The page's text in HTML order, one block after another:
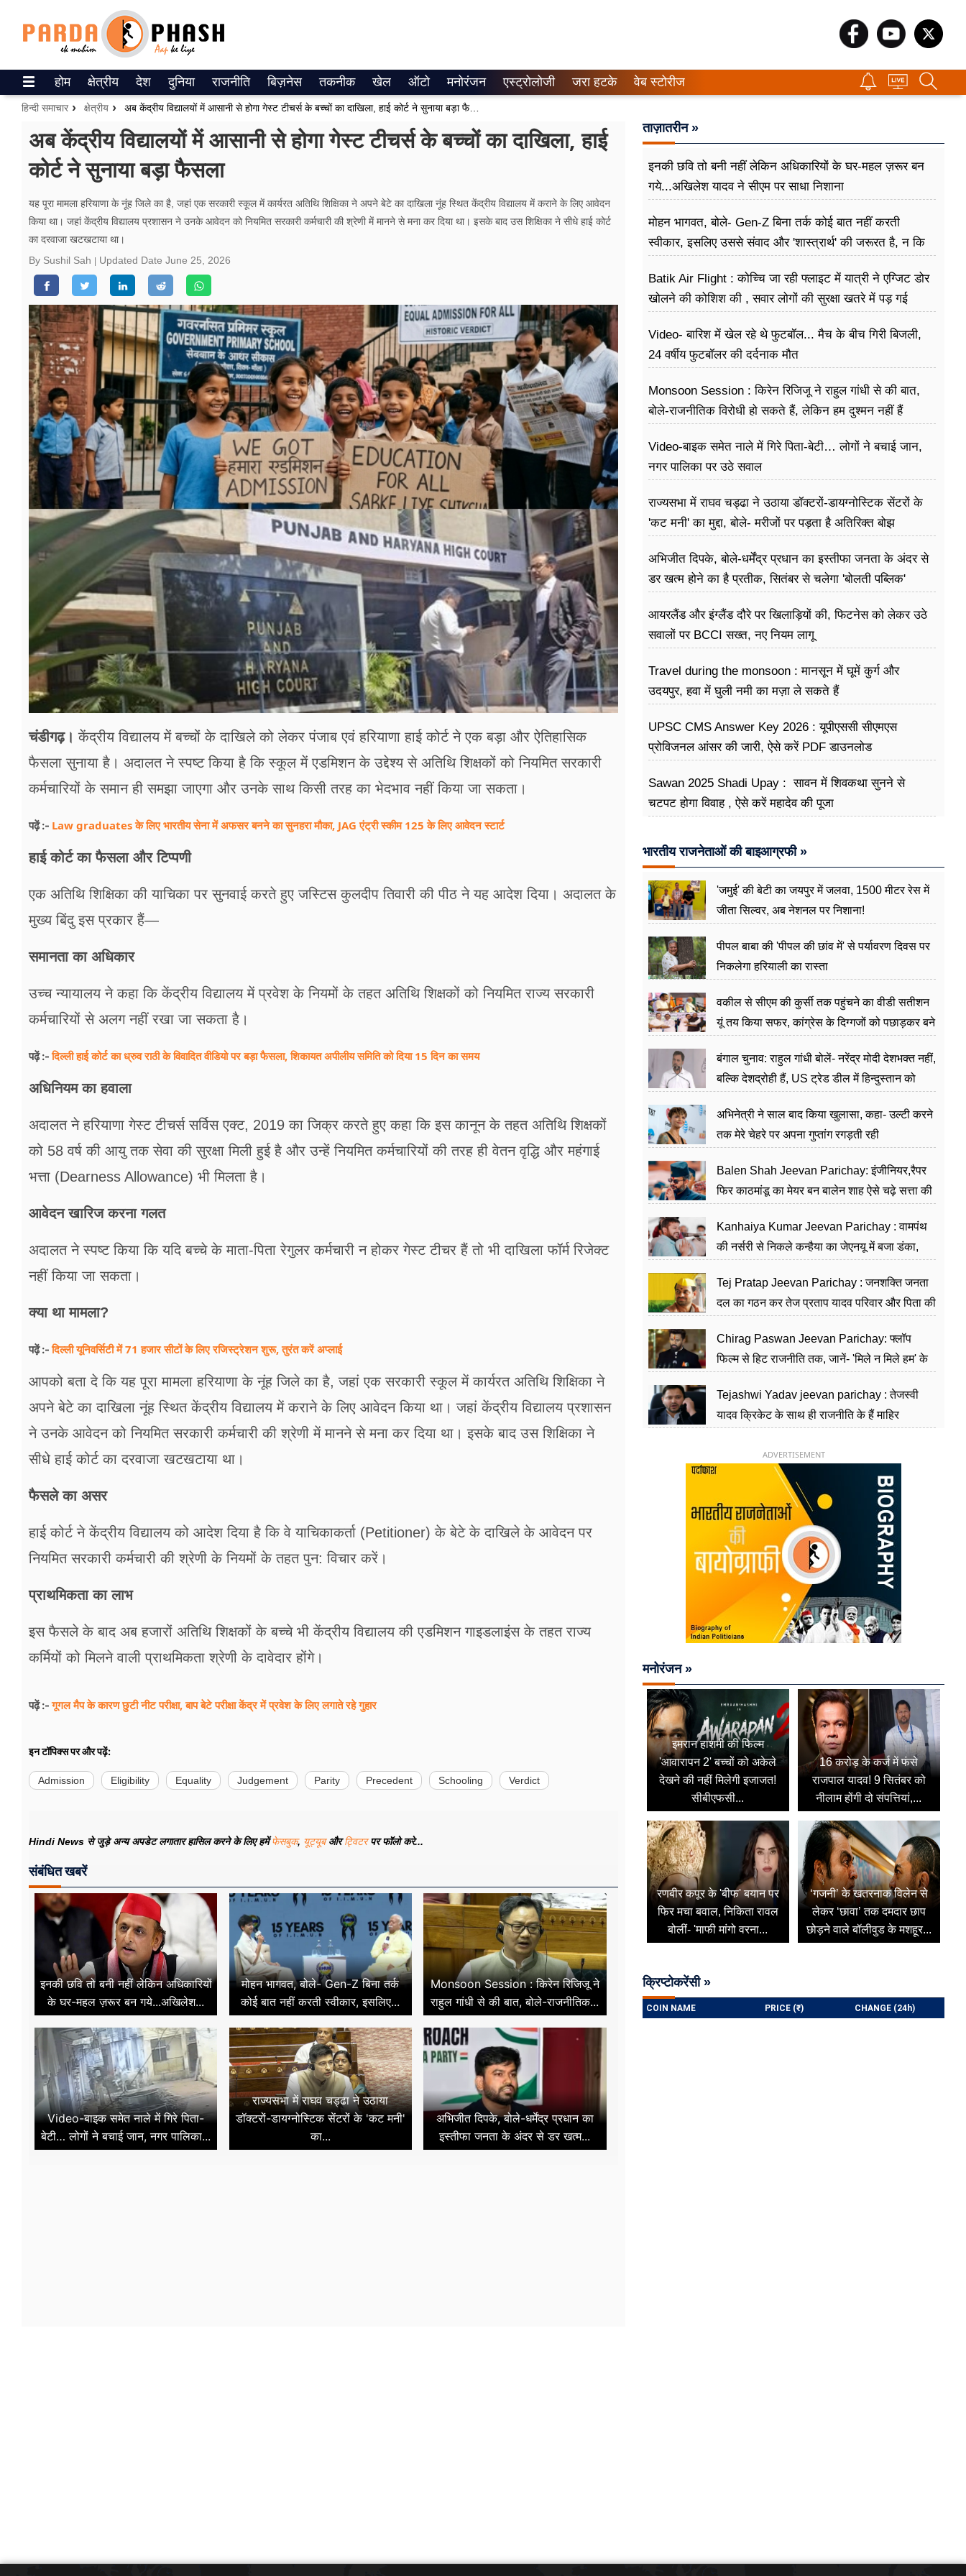
ePaper
वेब स्टोरीज
उत्तर प्रदेश
वीडियो
रिलेशनशिप
जीवन मंत्रा
फूड
सेहत
ब्‍यूटी
जॉब्स
शिक्षा
अन्य खबरें
होम क्षेत्रीय देश दुनिया राजनीति बिज़नेस तकनीक खेल ऑटो मनोरंजन एस्ट्रोलोजी जरा हटके वेब स्टोरीज
हिन्दी समाचार क्षेत्रीय अब केंद्रीय विद्यालयों में आसानी से होगा गेस्ट टीचर्स के बच्चों का दाखिला, हाई कोर्ट ने सुनाया बड़ा फैसला
अब केंद्रीय विद्यालयों में आसानी से होगा गेस्ट टीचर्स के बच्चों का दाखिला, हाई
कोर्ट ने सुनाया बड़ा फैसला
यह पूरा मामला हरियाणा के नूंह जिले का है, जहां एक सरकारी स्कूल में कार्यरत अतिथि शिक्षिका ने अपने बेटे का दाखिला नूंह स्थित केंद्रीय विद्यालय में कराने के लिए आवेदन
किया था। जहां केंद्रीय विद्यालय प्रशासन ने उनके आवेदन को नियमित सरकारी कर्मचारी की श्रेणी में मानने से मना कर दिया था। इसके बाद उस शिक्षिका ने सीधे हाई कोर्ट
का दरवाजा खटखटाया था।
By Sushil Sah
Updated Date June 25, 2026
चंडीगढ़। केंद्रीय विद्यालय में बच्चों के दाखिले को लेकर पंजाब एवं हरियाणा हाई कोर्ट ने एक बड़ा और ऐतिहासिक
फैसला सुनाया है। अदालत ने स्पष्ट किया है कि स्कूल में एडमिशन के उद्देश्य से अतिथि शिक्षकों को नियमित सरकारी
कर्मचारियों के समान ही समझा जाएगा और उनके साथ किसी तरह का भेदभाव नहीं किया जा सकता।
पढ़ें :- Law graduates के लिए भारतीय सेना में अफसर बनने का सुनहरा मौका, JAG एंट्री स्कीम 125 के लिए आवेदन स्टार्ट
हाई कोर्ट का फैसला और टिप्पणी
एक अतिथि शिक्षिका की याचिका पर सुनवाई करते हुए जस्टिस कुलदीप तिवारी की पीठ ने यह आदेश दिया। अदालत के
मुख्य बिंदु इस प्रकार हैं—
समानता का अधिकार
उच्च न्यायालय ने कहा कि केंद्रीय विद्यालय में प्रवेश के नियमों के तहत अतिथि शिक्षकों को नियमित राज्य सरकारी
कर्मचारियों से अलग नहीं रखा जा सकता है।
पढ़ें :-दिल्ली हाई कोर्ट का ध्रुव राठी के विवादित वीडियो पर बड़ा फैसला, शिकायत अपीलीय समिति को दिया 15 दिन का समय
अधिनियम का हवाला
अदालत ने हरियाणा गेस्ट टीचर्स सर्विस एक्ट, 2019 का जिक्र करते हुए कहा कि इस कानून के तहत अतिथि शिक्षकों
को 58 वर्ष की आयु तक सेवा की सुरक्षा मिली हुई है और उन्हें नियमित कर्मचारियों की तरह ही वेतन वृद्धि और महंगाई
भत्ता (Dearness Allowance) भी मिलता है।
आवेदन खारिज करना गलत
अदालत ने स्पष्ट किया कि यदि बच्चे के माता-पिता रेगुलर कर्मचारी न होकर गेस्ट टीचर हैं तो भी दाखिला फॉर्म रिजेक्ट
नहीं किया जा सकता।
क्या था मामला?
पढ़ें :-दिल्ली यूनिवर्सिटी में 71 हजार सीटों के लिए रजिस्ट्रेशन शुरू, तुरंत करें अप्लाई
आपको बता दे कि यह पूरा मामला हरियाणा के नूंह जिले का है, जहां एक सरकारी स्कूल में कार्यरत अतिथि शिक्षिका ने
अपने बेटे का दाखिला नूंह स्थित केंद्रीय विद्यालय में कराने के लिए आवेदन किया था। जहां केंद्रीय विद्यालय प्रशासन
ने उनके आवेदन को नियमित सरकारी कर्मचारी की श्रेणी में मानने से मना कर दिया था। इसके बाद उस शिक्षिका ने
सीधे हाई कोर्ट का दरवाजा खटखटाया था।
फैसले का असर
हाई कोर्ट ने केंद्रीय विद्यालय को आदेश दिया है कि वे याचिकाकर्ता (Petitioner) के बेटे के दाखिले के आवेदन पर
नियमित सरकारी कर्मचारी की श्रेणी के नियमों के तहत पुन: विचार करें।
प्राथमिकता का लाभ
इस फैसले के बाद अब हजारों अतिथि शिक्षकों के बच्चे भी केंद्रीय विद्यालय की एडमिशन गाइडलाइंस के तहत राज्य
कर्मियों को मिलने वाली प्राथमिकता श्रेणी के दावेदार होंगे।
पढ़ें :-गूगल मैप के कारण छुटी नीट परीक्षा, बाप बेटे परीक्षा केंद्र में प्रवेश के लिए लगाते रहे गुहार
इन टॉपिक्स पर और पढ़ें:
Admission Eligibility Equality Judgement Parity Precedent Schooling Verdict
Hindi News से जुड़े अन्य अपडेट लगातार हासिल करने के लिए हमेंफेसबुक, यूट्यूबऔरट्विटरपर फॉलो करे...
संबंधित खबरें
इनकी छवि तो बनी नहीं लेकिन अधिकारियों
के घर-महल ज़रूर बन गये...अखिलेश...
मोहन भागवत, बोले- Gen-Z बिना तर्क
कोई बात नहीं करती स्वीकार, इसलिए...
Monsoon Session : किरेन रिजिजू ने
राहुल गांधी से की बात, बोले-राजनीतिक...
Video-बाइक समेत नाले में गिरे पिता-
बेटी… लोगों ने बचाई जान, नगर पालिका...
राज्यसभा में राघव चड्ढा ने उठाया
डॉक्टरों-डायग्नोस्टिक सेंटरों के 'कट मनी'
का...
अभिजीत दिपके, बोले-धर्मेंद्र प्रधान का
इस्तीफा जनता के अंदर से डर खत्म...
ताज़ातरीन »
इनकी छवि तो बनी नहीं लेकिन अधिकारियों के घर-महल ज़रूर बन
गये...अखिलेश यादव ने सीएम पर साधा​ निशाना
मोहन भागवत, बोले- Gen-Z बिना तर्क कोई बात नहीं करती
स्वीकार, इसलिए उससे संवाद और 'शास्त्रार्थ' की जरूरत है, न कि
Batik Air Flight : कोच्चि जा रही फ्लाइट में यात्री ने एग्जिट डोर
खोलने की कोशिश की , सवार लोगों की सुरक्षा खतरे में पड़ गई
Video- बारिश में खेल रहे थे फुटबॉल... मैच के बीच गिरी बिजली,
24 वर्षीय फुटबॉलर की दर्दनाक मौत
Monsoon Session : किरेन रिजिजू ने राहुल गांधी से की बात,
बोले-राजनीतिक विरोधी हो सकते हैं, लेकिन हम दुश्मन नहीं हैं
Video-बाइक समेत नाले में गिरे पिता-बेटी… लोगों ने बचाई जान,
नगर पालिका पर उठे सवाल
राज्यसभा में राघव चड्ढा ने उठाया डॉक्टरों-डायग्नोस्टिक सेंटरों के
'कट मनी' का मुद्दा, बोले- मरीजों पर पड़ता है अ​तिरिक्त बोझ
अभिजीत दिपके, बोले-धर्मेंद्र प्रधान का इस्तीफा जनता के अंदर से
डर खत्म होने का है प्रतीक, सितंबर से चलेगा 'बोलती पब्लिक'
आयरलैंड और इंग्लैंड दौरे पर खिलाड़ियों की, फिटनेस को लेकर उठे
सवालों पर BCCI सख्त, नए नियम लागू
Travel during the monsoon : मानसून में घूमें कुर्ग और
उदयपुर, हवा में घुली नमी का मज़ा ले सकते हैं
UPSC CMS Answer Key 2026 : यूपीएससी सीएमएस
प्रोविजनल आंसर की जारी, ऐसे करें PDF डाउनलोड
Sawan 2025 Shadi Upay : सावन में शिवकथा सुनने से
चटपट होगा विवाह , ऐसे करें महादेव की पूजा
भारतीय राजनेताओं की बाइआग्रफी »
'जमुई' की बेटी का जयपुर में जलवा, 1500 मीटर रेस में
जीता सिल्वर, अब नेशनल पर निशाना!
पीपल बाबा की 'पीपल की छांव में' से पर्यावरण दिवस पर
निकलेगा हरियाली का रास्ता
वकील से सीएम की कुर्सी तक पहुंचने का वीडी सतीशन
यूं तय किया सफर, कांग्रेस के दिग्गजों को पछाड़कर बने
बंगाल चुनाव: राहुल गांधी बोलें- नरेंद्र मोदी देशभक्त नहीं,
बल्कि देशद्रोही हैं, US ट्रेड डील में हिन्दुस्तान को
अभिनेत्री ने साल बाद किया खुलासा, कहा- उल्टी करने
तक मेरे चेहरे पर अपना गुप्तांग रगड़ती रही
Balen Shah Jeevan Parichay: इंजीनियर,रैपर
फिर काठमांडू का मेयर बन बालेन शाह ऐसे चढ़े सत्ता की
Kanhaiya Kumar Jeevan Parichay : वामपंथ
की नर्सरी से निकले कन्हैया का जेएनयू में बजा डंका,
Tej Pratap Jeevan Parichay : जनशक्ति जनता
दल का गठन कर तेज प्रताप यादव परिवार और पिता की
Chirag Paswan Jeevan Parichay: फ्लॉप
फिल्म से हिट राजनीति तक, जानें- 'मिले न मिले हम' के
Tejashwi Yadav jeevan parichay : तेजस्वी
यादव क्रिकेट के साथ ही राजनीति के हैं माहिर
ADVERTISEMENT
मनोरंजन »
इमरान हाशमी की फिल्म
'आवारापन 2' बच्चों को अकेले
देखने की नहीं मिलेगी इजाजत!
सीबीएफसी...
16 करोड़ के कर्ज में फंसे
राजपाल यादव! 9 सितंबर को
नीलाम होंगी दो संपत्तियां,...
रणबीर कपूर के 'बीफ' बयान पर
फिर मचा बवाल, निकिता रावल
बोलीं- 'माफी मांगो वरना...
‘गजनी’ के खतरनाक विलेन से
लेकर ‘छावा’ तक दमदार छाप
छोड़ने वाले बॉलीवुड के मशहूर...
क्रिप्टोकरेंसी »